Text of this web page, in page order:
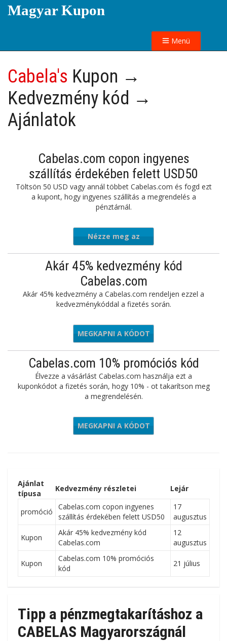
Magyar Kupon
Menü
Cabela's Kupon →
Kedvezmény kód →
Ajánlatok
Cabelas.com copon ingyenes
szállítás érdekében felett USD50
Töltsön 50 USD vagy annál többet Cabelas.com és fogd ezt
a kupont, hogy ingyenes szállítás a megrendelés a
pénztárnál.
Nézze meg az
ajánlatot
Akár 45% kedvezmény kód
Cabelas.com
Akár 45% kedvezmény a Cabelas.com rendeljen ezzel a
kedvezménykóddal a fizetés során.
MPLOYEE
MEGKAPNI A KÓDOT
Cabelas.com 10% promóciós kód
Élvezze a vásárlást Cabelas.com használja ezt a
kuponkódot a fizetés során, hogy 10% - ot takarítson meg
a megrendelésén.
EPICKUP
MEGKAPNI A KÓDOT
Ajánlat
típusa
Kedvezmény részletei Lejár
promóció
Cabelas.com copon ingyenes
szállítás érdekében felett USD50
17
augusztus
Kupon
Akár 45% kedvezmény kód
Cabelas.com
12
augusztus
Kupon
Cabelas.com 10% promóciós
kód
21 július
Tipp a pénzmegtakarításhoz a
CABELAS Magyarországnál